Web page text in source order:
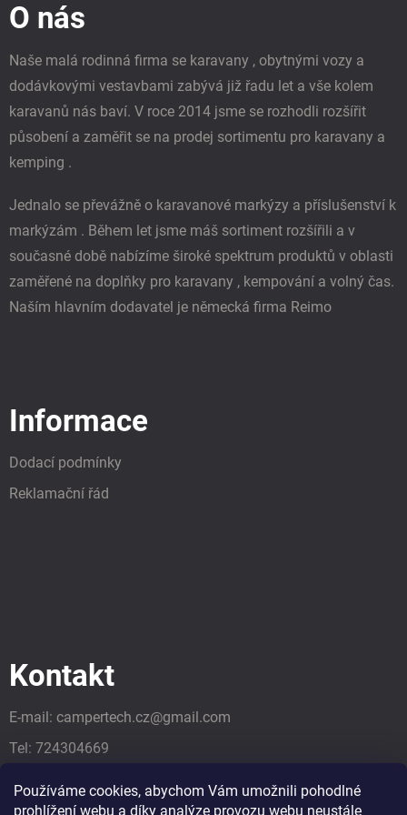
Používáme cookies, abychom Vám umožnili pohodlné
prohlížení webu a díky analýze provozu webu neustále
k
v
ý
p
i
O nás
Naše malá rodinná firma se karavany , obytnými vozy a
dodávkovými vestavbami zabývá již řadu let a vše kolem
karavanů nás baví. V roce 2014 jsme se rozhodli rozšířit
působení a zaměřit se na prodej sortimentu pro karavany a
kemping .
Jednalo se převážně o karavanové markýzy a příslušenství k
markýzám . Během let jsme máš sortiment rozšířili a v
současné době nabízíme široké spektrum produktů v oblasti
zaměřené na doplňky pro karavany , kempování a volný čas.
Naším hlavním dodavatel je německá firma Reimo
Informace
Dodací podmínky
Reklamační řád
Kontakt
E-mail: campertech.cz@gmail.com
Tel: 724304669